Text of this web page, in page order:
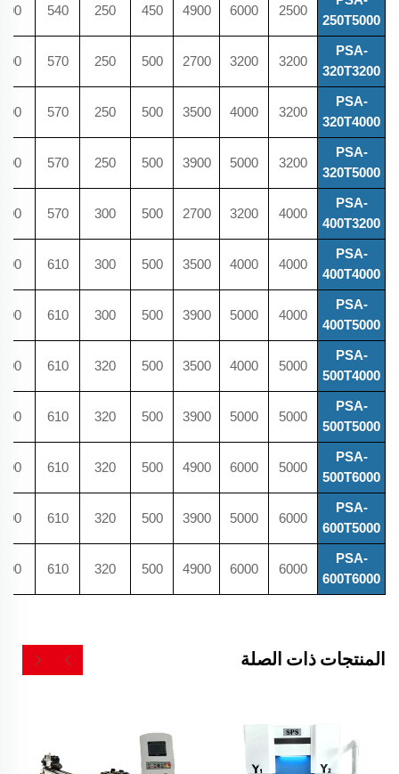
250T5000
2500
6000
4900
450
250
540
600
PSA-
320T3200
3200
3200
2700
500
250
570
600
PSA-
320T4000
3200
4000
3500
500
250
570
600
PSA-
320T5000
3200
5000
3900
500
250
570
600
PSA-
400T3200
4000
3200
2700
500
300
570
600
PSA-
400T4000
4000
4000
3500
500
300
610
600
PSA-
400T5000
4000
5000
3900
500
300
610
600
PSA-
500T4000
5000
4000
3500
500
320
610
600
PSA-
500T5000
5000
5000
3900
500
320
610
600
PSA-
500T6000
5000
6000
4900
500
320
610
600
PSA-
600T5000
6000
5000
3900
500
320
610
600
PSA-
600T6000
6000
6000
4900
500
320
610
600
المنتجات ذات الصلة